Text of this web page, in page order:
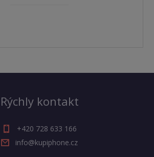
Rýchly kontakt
+420 728 633 166
info@kupiphone.cz